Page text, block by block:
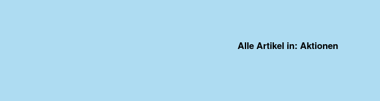
Alle Artikel in: Aktionen